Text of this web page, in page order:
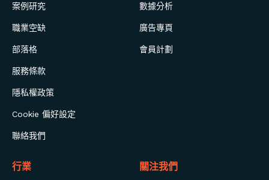
案例研究
職業空缺
部落格
服務條款
隱私權政策
Cookie 偏好設定
聯絡我們
數據分析
廣告專頁
會員計劃
行業 關注我們